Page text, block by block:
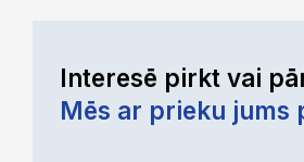
Interesē pirkt vai
Mēs ar prieku jums